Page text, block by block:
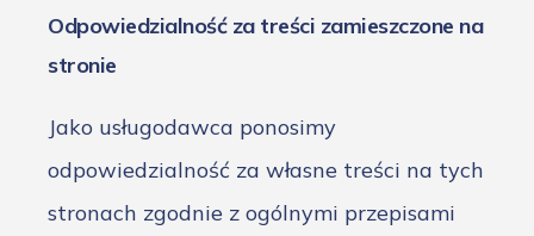
Odpowiedzialność za treści zamieszczone na
stronie
Jako usługodawca ponosimy
odpowiedzialność za własne treści na tych
stronach zgodnie z ogólnymi przepisami